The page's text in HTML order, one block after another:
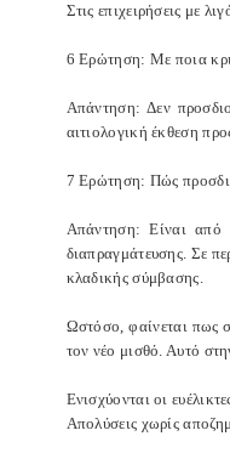
Στις επιχειρήσεις με
6 Ερώτηση: Με ποια
Απάντηση: Δεν
αιτιολογική έκθεση
7 Ερώτηση: Πώς
Απάντηση: Είναι από
διαπραγμάτευσης. Σε
κλαδικής σύμβασης.
Ωστόσο, φαίνεται πως
τον νέο μισθό. Αυτό
Ενισχύονται οι
Απολύσεις χωρίς